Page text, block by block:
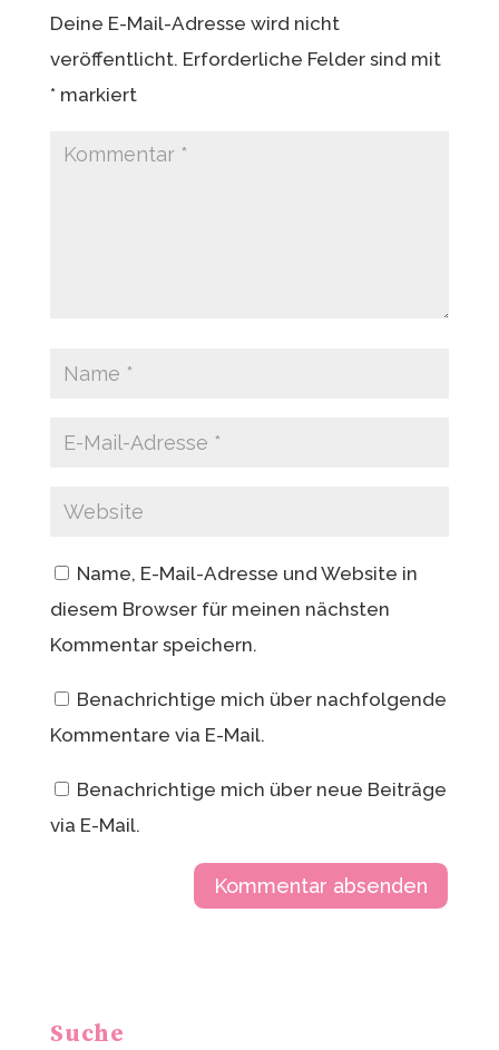
Deine E-Mail-Adresse wird nicht
veröffentlicht. Erforderliche Felder sind mit
*markiert
Name, E-Mail-Adresse und Website in
diesem Browser für meinen nächsten
Kommentar speichern.
Benachrichtige mich über nachfolgende
Kommentare via E-Mail.
Benachrichtige mich über neue Beiträge
via E-Mail.
e
Suche